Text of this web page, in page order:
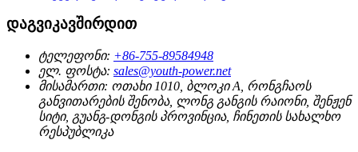
დაგვიკავშირდით
ტელეფონი: +86-755-89584948
ელ. ფოსტა: sales@youth-power.net
მისამართი: ოთახი 1010, ბლოკი A, რონგჩაოს
განვითარების შენობა, ლონგ განგის რაიონი, შენჟენ
სიტი, გუანგ-დონგის პროვინცია, ჩინეთის სახალხო
რესპუბლიკა